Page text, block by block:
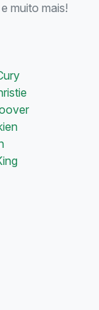
muito mais!